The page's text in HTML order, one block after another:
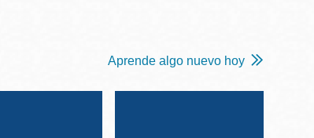
Aprende algo nuevo hoy